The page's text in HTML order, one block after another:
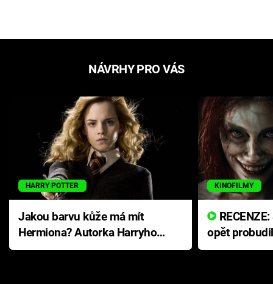
NÁVRHY PRO VÁS
HARRY POTTER
Jakou barvu kůže má mít
Hermiona? Autorka Harryho
Pottera přišla s ráznou
KINOFILMY
opět
přichází s